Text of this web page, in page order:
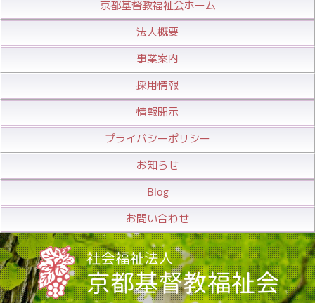
京都基督教福祉会ホーム
法人概要
事業案内
採用情報
情報開示
プライバシーポリシー
お知らせ
Blog
お問い合わせ